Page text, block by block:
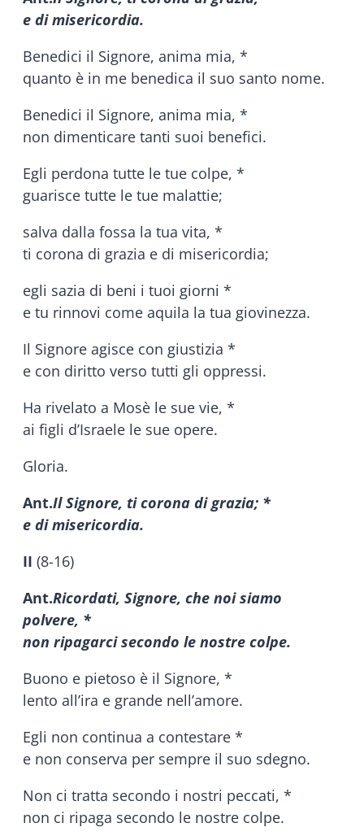
e di misericordia.
Benedici il Signore, anima mia, *
quanto è in me benedica il suo santo nome.
Benedici il Signore, anima mia, *
non dimenticare tanti suoi benefici.
Egli perdona tutte le tue colpe, *
guarisce tutte le tue malattie;
salva dalla fossa la tua vita, *
ti corona di grazia e di misericordia;
egli sazia di beni i tuoi giorni *
e tu rinnovi come aquila la tua giovinezza.
Il Signore agisce con giustizia *
e con diritto verso tutti gli oppressi.
Ha rivelato a Mosè le sue vie, *
ai figli d’Israele le sue opere.
Gloria.
Ant.Il Signore, ti corona di grazia; *
e di misericordia.
II (8-16)
Ant.Ricordati, Signore, che noi siamo
polvere, *
non ripagarci secondo le nostre colpe.
Buono e pietoso è il Signore, *
lento all’ira e grande nell’amore.
Egli non continua a contestare *
e non conserva per sempre il suo sdegno.
Non ci tratta secondo i nostri peccati, *
non ci ripaga secondo le nostre colpe.